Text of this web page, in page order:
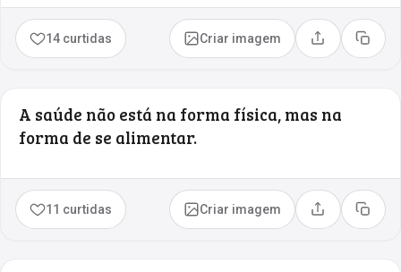
14 curtidas Criar imagem Compartilhar
Copiar
A saúde não está na forma física, mas na
forma de se alimentar.
11 curtidas Criar imagem Compartilhar
Copiar